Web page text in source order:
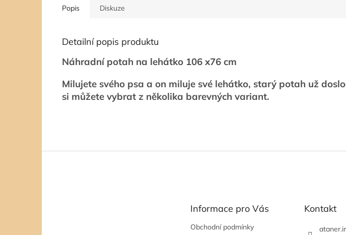
Popis Diskuze
Detailní popis produktu
Náhradní potah na lehátko 106 x76 cm
Milujete svého psa a on miluje své lehátko, starý potah už
si můžete vybrat z několika barevných variant.
Informace pro Vás
Obchodní podmínky
Kontakt